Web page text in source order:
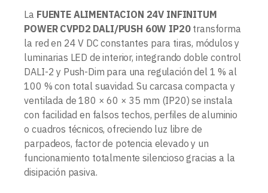
La FUENTE ALIMENTACION 24V INFINITUM
POWER CVPD2 DALI/PUSH 60W IP20transforma
la red en 24 V DC constantes para tiras, módulos y
luminarias LED de interior, integrando doble control
DALI-2 y Push-Dim para una regulación del 1 % al
100 % con total suavidad. Su carcasa compacta y
ventilada de 180 × 60 × 35 mm (IP20) se instala
con facilidad en falsos techos, perfiles de aluminio
o cuadros técnicos, ofreciendo luz libre de
parpadeos, factor de potencia elevado y un
funcionamiento totalmente silencioso gracias a la
disipación pasiva.